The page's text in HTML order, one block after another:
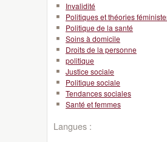
Invalidité
Politiques et théories
Politique de la santé
Soins à domicile
Droits de la personne
politique
Justice sociale
Politique sociale
Tendances sociales
Santé et femmes
Langues :